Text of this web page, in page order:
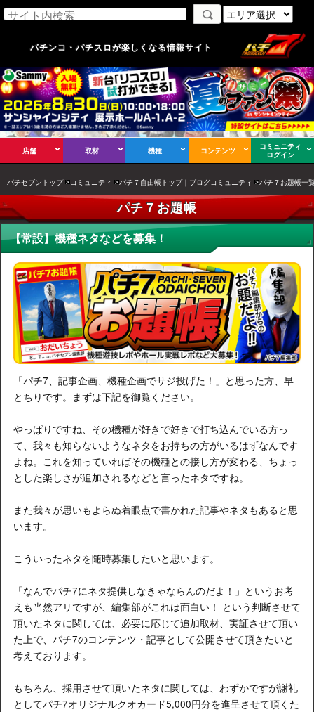
パチンコ・パチスロが楽しくなる情報サイト
店舗 取材 機種 コンテンツ
コミュニティ
ログイン
パチセブントップ コミュニティ パチ７自由帳トップ｜ブログコミュニティ パチ７お題帳一
パチ７お題帳
【常設】機種ネタなどを募集！
「パチ7、記事企画、機種企画でサジ投げた！」と思った方、早
とちりです。まずは下記を御覧ください。
やっぱりですね、その機種が好きで好きで打ち込んでいる方っ
て、我々も知らないようなネタをお持ちの方がいるはずなんです
よね。これを知っていればその機種との接し方が変わる、ちょっ
とした楽しさが追加されるなどと言ったネタですね。
また我々が思いもよらぬ着眼点で書かれた記事やネタもあると思
います。
こういったネタを随時募集したいと思います。
「なんでパチ7にネタ提供しなきゃならんのだよ！」というお考
えも当然アリですが、編集部がこれは面白い！ という判断させて
頂いたネタに関しては、必要に応じて追加取材、実証させて頂い
た上で、パチ7のコンテンツ・記事として公開させて頂きたいと
考えております。
もちろん、採用させて頂いたネタに関しては、わずかですが謝礼
としてパチ7オリジナルクオカード5,000円分を進呈させて頂くた